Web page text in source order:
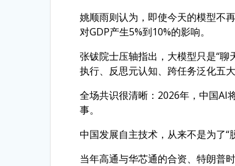
姚顺雨则认为，即使今天的模型不
对GDP产生5%到10%的影响。
张钹院士压轴指出，大模型只是“
执行、反思元认知、跨任务泛化五
全场共识很清晰：2026年，中国AI
事。
中国发展自主技术，从来不是为了“
当年高通与华芯通的合资、特朗普